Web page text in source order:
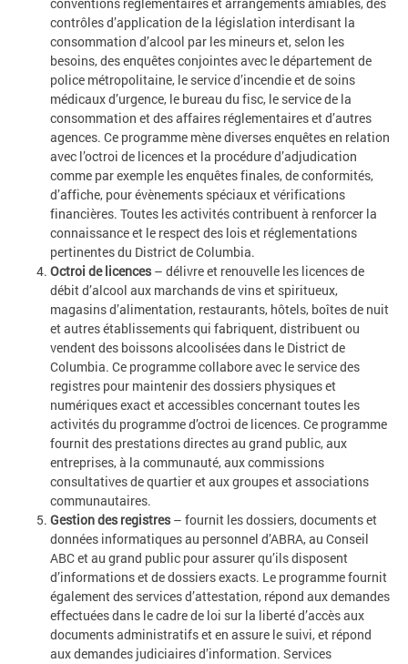
contrôles d’application de la législation interdisant la
consommation d’alcool par les mineurs et, selon les
besoins, des enquêtes conjointes avec le département de
police métropolitaine, le service d’incendie et de soins
médicaux d’urgence, le bureau du fisc, le service de la
consommation et des affaires réglementaires et d’autres
agences. Ce programme mène diverses enquêtes en relation
avec l’octroi de licences et la procédure d’adjudication
comme par exemple les enquêtes finales, de conformités,
d’affiche, pour évènements spéciaux et vérifications
financières. Toutes les activités contribuent à renforcer la
connaissance et le respect des lois et réglementations
pertinentes du District de Columbia.
Octroi de licences– délivre et renouvelle les licences de
débit d’alcool aux marchands de vins et spiritueux,
magasins d’alimentation, restaurants, hôtels, boîtes de nuit
et autres établissements qui fabriquent, distribuent ou
vendent des boissons alcoolisées dans le District de
Columbia. Ce programme collabore avec le service des
registres pour maintenir des dossiers physiques et
numériques exact et accessibles concernant toutes les
activités du programme d’octroi de licences. Ce programme
fournit des prestations directes au grand public, aux
entreprises, à la communauté, aux commissions
consultatives de quartier et aux groupes et associations
communautaires.
Gestion des registres– fournit les dossiers, documents et
données informatiques au personnel d’ABRA, au Conseil
ABC et au grand public pour assurer qu’ils disposent
d’informations et de dossiers exacts. Le programme fournit
également des services d’attestation, répond aux demandes
effectuées dans le cadre de loi sur la liberté d’accès aux
documents administratifs et en assure le suivi, et répond
aux demandes judiciaires d’information. Services